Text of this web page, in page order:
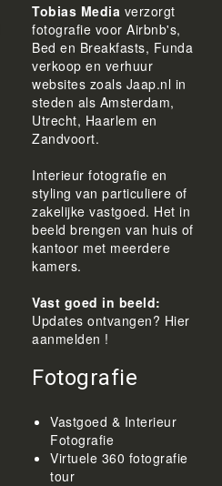
Tobias Media verzorgt
fotografie voor Airbnb's,
Bed en Breakfasts, Funda
verkoop en verhuur
websites zoals Jaap.nl in
steden als Amsterdam,
Utrecht, Haarlem en
Zandvoort.
Interieur fotografie en
styling van particuliere of
zakelijke vastgoed. Het in
beeld brengen van huis of
kantoor met meerdere
kamers.
Vast goed in beeld:
Updates ontvangen? Hier
aanmelden !
Fotografie
Vastgoed & Interieur
Fotografie
Virtuele 360 fotografie
tour